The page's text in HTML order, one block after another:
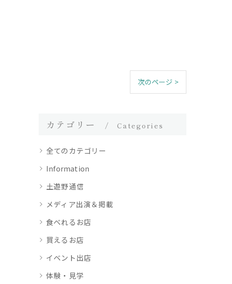
次のページ >
カテゴリー Categories
全てのカテゴリー
Information
土遊野通信
メディア出演＆掲載
食べれるお店
買えるお店
イベント出店
体験・見学